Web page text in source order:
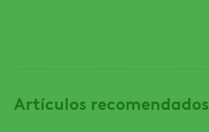
Artículos recomendados